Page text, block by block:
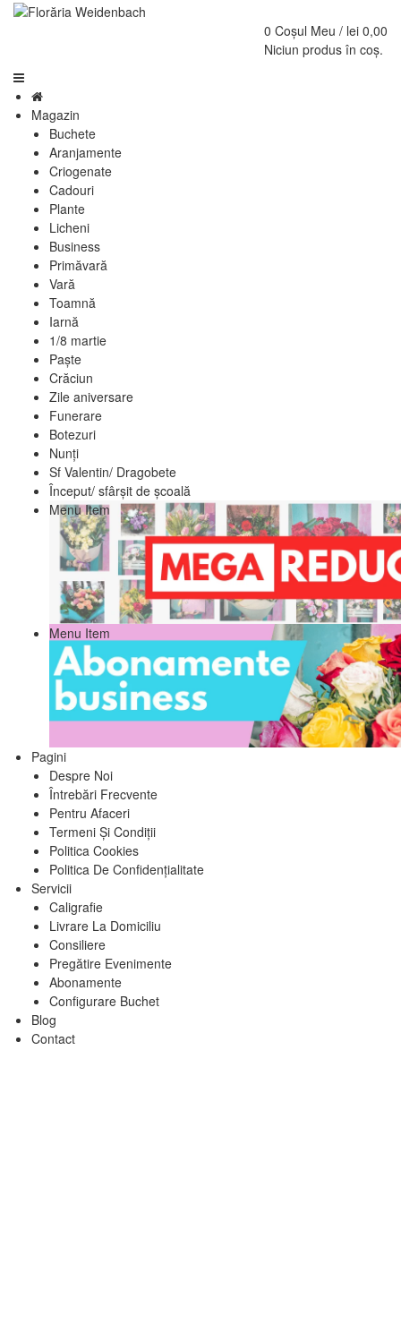
0 Coșul Meu / lei 0,00
Niciun produs în coș.
Magazin
Buchete
Aranjamente
Criogenate
Cadouri
Plante
Licheni
Business
Primăvară
Vară
Toamnă
Iarnă
1/8 martie
Paște
Crăciun
Zile aniversare
Funerare
Botezuri
Nunți
Sf Valentin/ Dragobete
Început/ sfârșit de școală
Menu Item
Menu Item
Pagini
Despre Noi
Întrebări Frecvente
Pentru Afaceri
Termeni Și Condiții
Politica Cookies
Politica De Confidențialitate
Servicii
Caligrafie
Livrare La Domiciliu
Consiliere
Pregătire Evenimente
Abonamente
Configurare Buchet
Blog
Contact